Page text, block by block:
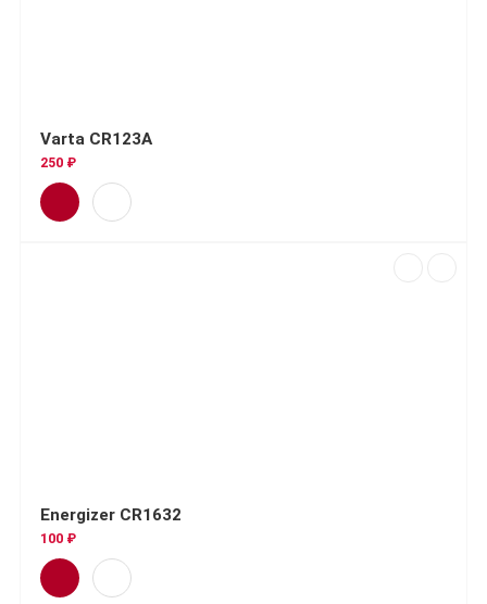
Varta CR123A
250 ₽
Energizer CR1632
100 ₽